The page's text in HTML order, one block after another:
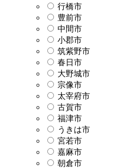
行橋市
豊前市
中間市
小郡市
筑紫野市
春日市
大野城市
宗像市
太宰府市
古賀市
福津市
うきは市
宮若市
嘉麻市
朝倉市